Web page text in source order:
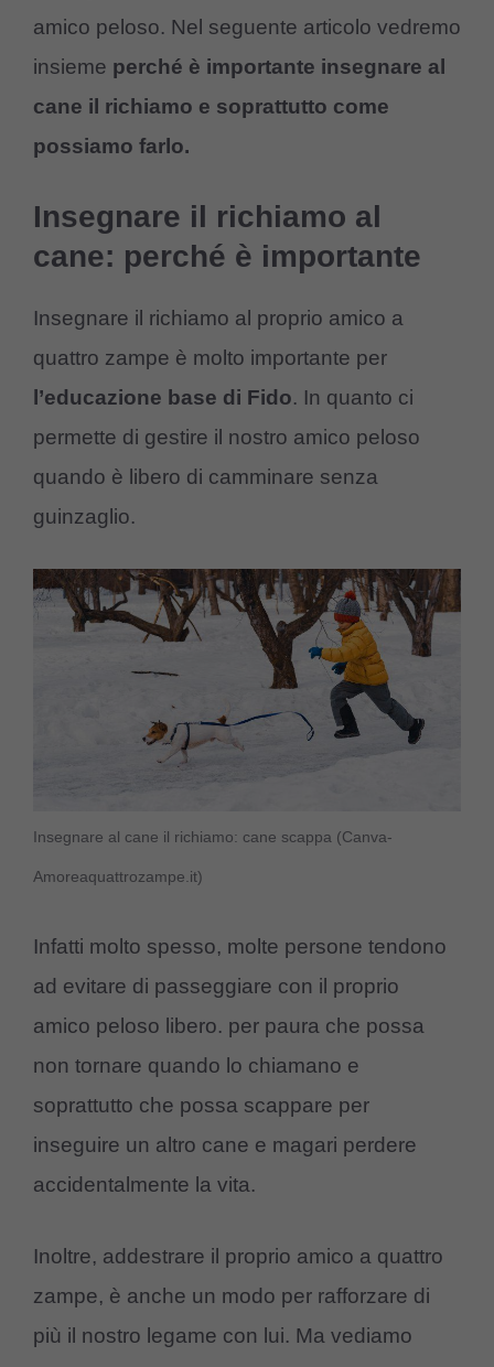
amico peloso. Nel seguente articolo vedremo
insieme perché è importante insegnare al
cane il richiamo e soprattutto come
possiamo farlo.
Insegnare il richiamo al
cane: perché è importante
Insegnare il richiamo al proprio amico a
quattro zampe è molto importante per
l’educazione base di Fido. In quanto ci
permette di gestire il nostro amico peloso
quando è libero di camminare senza
guinzaglio.
Insegnare al cane il richiamo: cane scappa (Canva-
Amoreaquattrozampe.it)
Infatti molto spesso, molte persone tendono
ad evitare di passeggiare con il proprio
amico peloso libero. per paura che possa
non tornare quando lo chiamano e
soprattutto che possa scappare per
inseguire un altro cane e magari perdere
accidentalmente la vita.
Inoltre, addestrare il proprio amico a quattro
zampe, è anche un modo per rafforzare di
più il nostro legame con lui. Ma vediamo